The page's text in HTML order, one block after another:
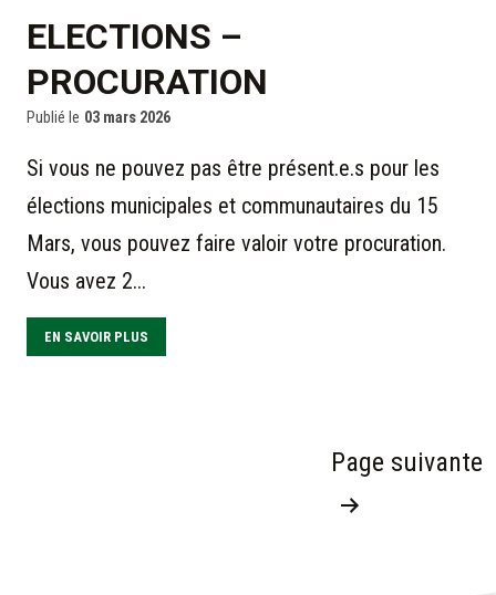
ELECTIONS –
PROCURATION
Publié le 03 mars 2026
Si vous ne pouvez pas être présent.e.s pour les
élections municipales et communautaires du 15
Mars, vous pouvez faire valoir votre procuration.
Vous avez 2...
EN SAVOIR PLUS
Page suivante